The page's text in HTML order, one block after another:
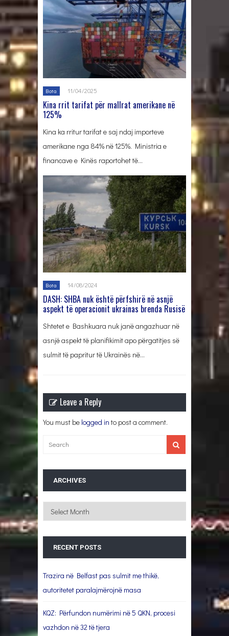
Bota 11/04/2025
Kina rrit tarifat për mallrat amerikane në
125%
Kina ka rritur tarifat e saj ndaj importeve
amerikane nga 84% në 125%. Ministria e
financave e Kinës raportohet të…
Bota 14/08/2024
DASH: SHBA nuk është përfshirë në asnjë
aspekt të operacionit ukrainas brenda Rusisë
Shtetet e Bashkuara nuk janë angazhuar në
asnjë aspekt të planifikimit apo përgatitjes së
sulmit të papritur të Ukrainës në…
Leave a Reply
You must be logged in to post a comment.
ARCHIVES
Archives
RECENT POSTS
Trazira në Belfast pas sulmit me thikë,
autoritetet paralajmërojnë masa
KQZ: Përfundon numërimi në 5 QKN, procesi
vazhdon në 32 të tjera